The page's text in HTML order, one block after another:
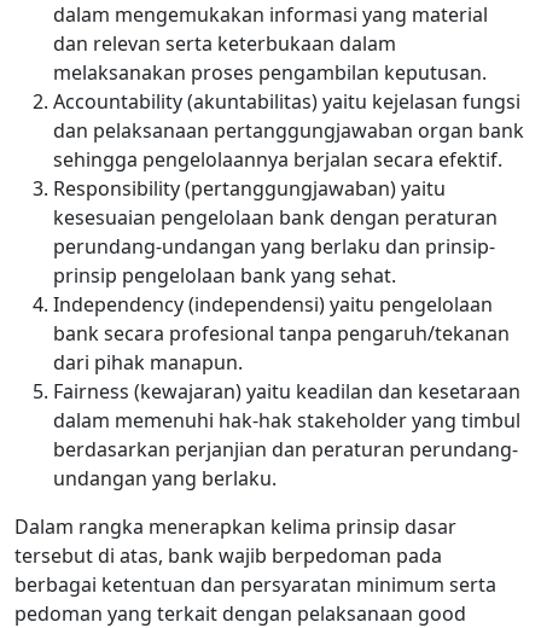
dalam mengemukakan informasi yang material
dan relevan serta keterbukaan dalam
melaksanakan proses pengambilan keputusan.
Accountability (akuntabilitas) yaitu kejelasan fungsi
dan pelaksanaan pertanggungjawaban organ bank
sehingga pengelolaannya berjalan secara efektif.
Responsibility (pertanggungjawaban) yaitu
kesesuaian pengelolaan bank dengan peraturan
perundang-undangan yang berlaku dan prinsip-
prinsip pengelolaan bank yang sehat.
Independency (independensi) yaitu pengelolaan
bank secara profesional tanpa pengaruh/tekanan
dari pihak manapun.
Fairness (kewajaran) yaitu keadilan dan kesetaraan
dalam memenuhi hak-hak stakeholder yang timbul
berdasarkan perjanjian dan peraturan perundang-
undangan yang berlaku.
Dalam rangka menerapkan kelima prinsip dasar
tersebut di atas, bank wajib berpedoman pada
berbagai ketentuan dan persyaratan minimum serta
pedoman yang terkait dengan pelaksanaan good